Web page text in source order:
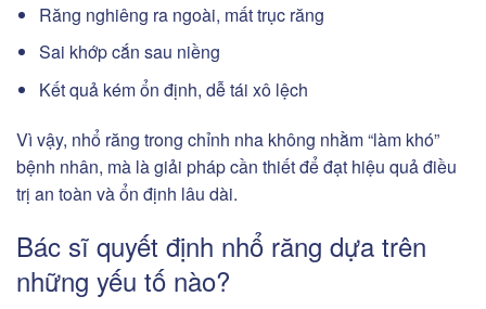
Răng nghiêng ra ngoài, mất trục răng
Sai khớp cắn sau niềng
Kết quả kém ổn định, dễ tái xô lệch
Vì vậy, nhổ răng trong chỉnh nha không nhằm “làm khó”
bệnh nhân, mà là giải pháp cần thiết để đạt hiệu quả điều
trị an toàn và ổn định lâu dài.
Bác sĩ quyết định nhổ răng dựa trên
những yếu tố nào?